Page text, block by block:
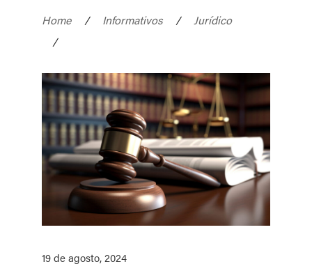
Home / Informativos /
Jurídico
/
19 de agosto, 2024